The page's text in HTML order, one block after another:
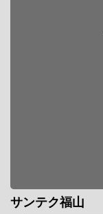
サンテク福山